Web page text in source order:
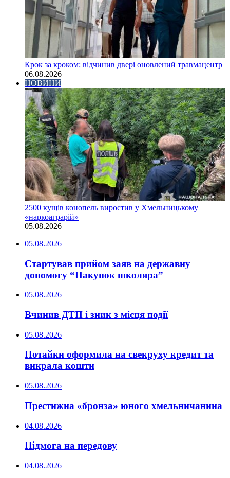
Крок за кроком: відчинив двері оновлений травмацентр
06.08.2026
НОВИНИ
2500 кущів конопель виростив у Хмельницькому
«наркоаграрій»
05.08.2026
05.08.2026
Стартував прийом заяв на державну
допомогу “Пакунок школяра”
05.08.2026
Вчинив ДТП і зник з місця події
05.08.2026
Потайки оформила на свекруху кредит та
викрала кошти
05.08.2026
Престижна «бронза» юного хмельничанина
04.08.2026
Підмога на передову
04.08.2026